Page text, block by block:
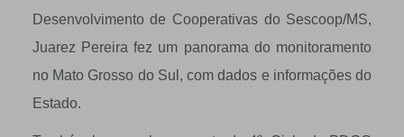
Desenvolvimento de Cooperativas do Sescoop/MS,
Juarez Pereira fez um panorama do monitoramento
no Mato Grosso do Sul, com dados e informações do
Estado.